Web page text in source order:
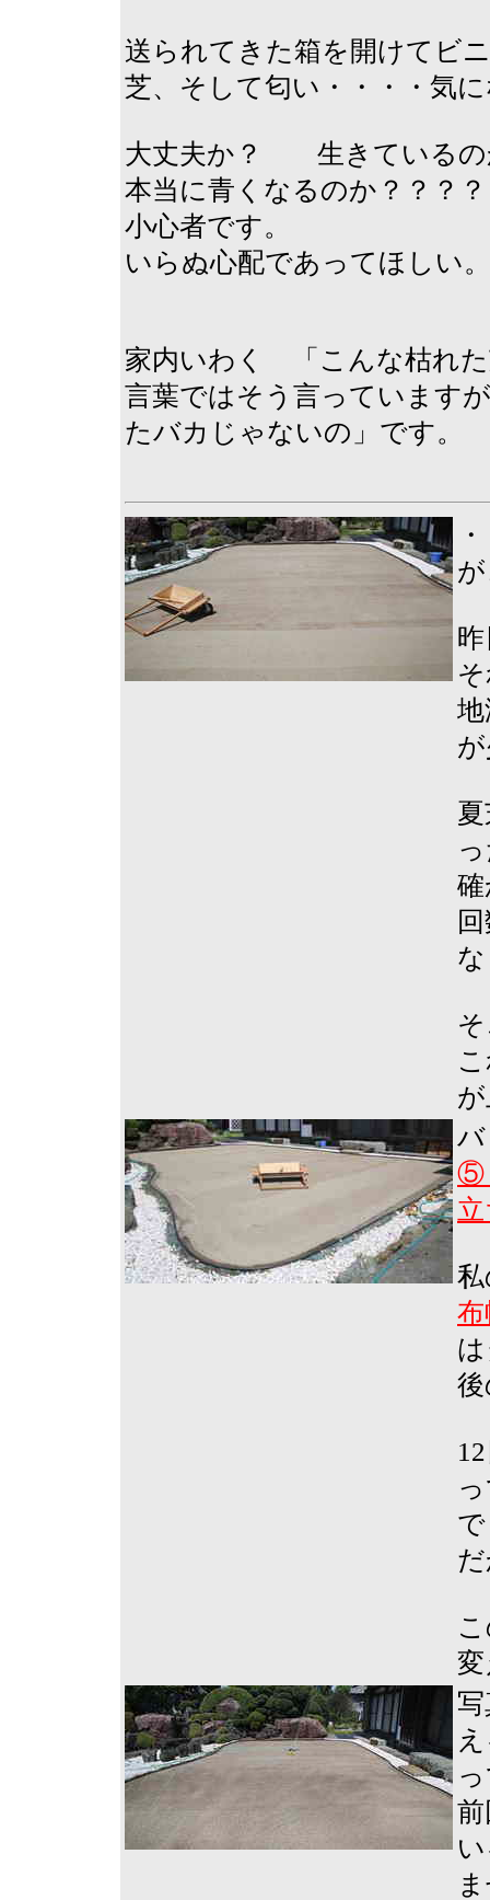
送られてきた箱を開けてビ
芝、そして匂い・・・・気
大丈夫か？ 生きてい
本当に青くなるのか？？？？
小心者です。
いらぬ心配であってほしい
家内いわく 「こんな枯れ
言葉ではそう言っています
たバカじゃないの」です。
⑤
布